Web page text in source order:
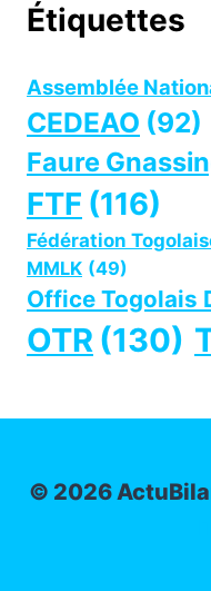
Étiquettes
Assemblée
CEDEAO (92)
Faure
FTF (116)
Fédération
MMLK (49)
Office Togolais
OTR (130)
© 2026